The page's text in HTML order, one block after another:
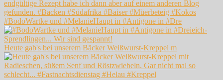
#BodoWartke und #MelanieHaupt in #Antigone in #Dre
Heute gab's bei unserem Bäcker Weißwurst-Kreppel m